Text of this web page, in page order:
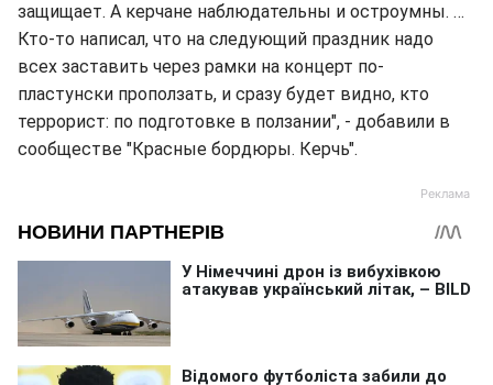
защищает. А керчане наблюдательны и остроумны. …
Кто-то написал, что на следующий праздник надо
всех заставить через рамки на концерт по-
пластунски проползать, и сразу будет видно, кто
террорист: по подготовке в ползании", - добавили в
сообществе "Красные бордюры. Керчь".